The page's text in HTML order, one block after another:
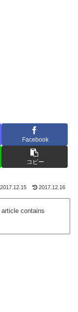
Facebook
コピー
2017.12.15 2017.12.16
contains